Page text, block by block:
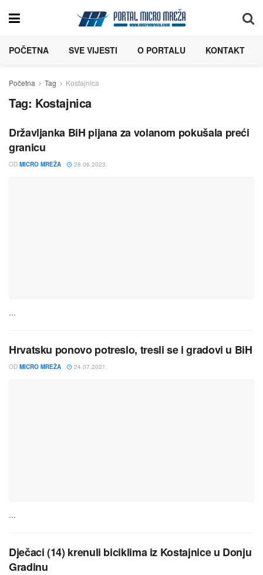
POČETNA SVE VIJESTI O PORTALU KONTAKT
Početna Tag Kostajnica
Tag: Kostajnica
Državljanka BiH pijana za volanom pokušala preći
granicu
OD MICRO MREŽA 28.06.2023.
...
Hrvatsku ponovo potreslo, tresli se i gradovi u BiH
OD MICRO MREŽA 24.07.2021.
...
Dječaci (14) krenuli biciklima iz Kostajnice u Donju
Gradinu